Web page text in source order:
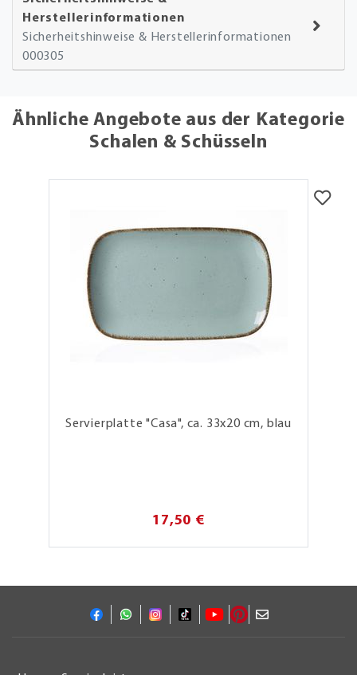
Herstellerinformationen
Sicherheitshinweise & Herstellerinformationen
000305
Ähnliche Angebote aus der Kategorie
Schalen & Schüsseln
Servierplatte "Casa", ca. 33x20 cm, blau
17,50 €